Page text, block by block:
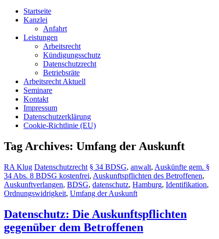
Startseite
Kanzlei
Anfahrt
Leistungen
Arbeitsrecht
Kündigungsschutz
Datenschutzrecht
Betriebsräte
Arbeitsrecht Aktuell
Seminare
Kontakt
Impressum
Datenschutzerklärung
Cookie-Richtlinie (EU)
Tag Archives: Umfang der Auskunft
RA Klug Datenschutzrecht § 34 BDSG, anwalt, Auskünfte gem. §
34 Abs. 8 BDSG kostenfrei, Auskunftspflichten des Betroffenen,
Auskunftverlangen, BDSG, datenschutz, Hamburg, Identifikation,
Ordnungswidrigkeit, Umfang der Auskunft
Datenschutz: Die Auskunftspflichten
gegenüber dem Betroffenen